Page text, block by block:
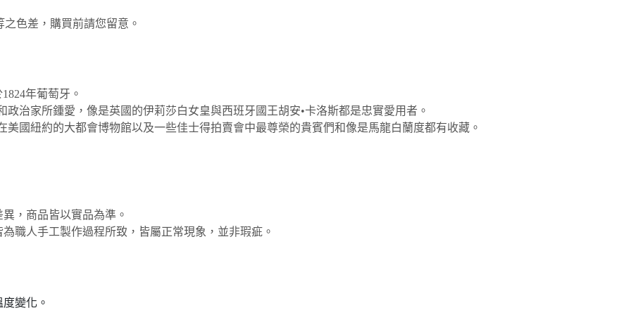
色差，購買前請您留意。
年葡萄牙。
治家所鍾愛，像是英國的伊莉莎白女皇與西班牙國王胡安•卡洛斯都是忠實愛用者。
國紐約的大都會博物館以及一些佳士得拍賣會中最尊榮的貴賓們和像是馬龍白蘭度都有收藏。
，商品皆以實品為準。
職人手工製作過程所致，皆屬正常現象，並非瑕疵。
變化。